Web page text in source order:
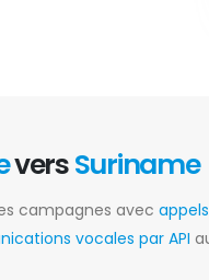
versSuriname
campagnes avec
vocales par API